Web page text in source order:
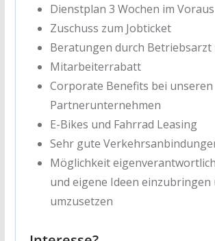
Dienstplan 3 Wochen im Voraus
Zuschuss zum Jobticket
Beratungen durch Betriebsarzt
Mitarbeiterrabatt
Corporate Benefits bei unseren
Partnerunternehmen
E-Bikes und Fahrrad Leasing
Sehr gute
Möglichkeit
und eigene Ideen einzubringen
umzusetzen